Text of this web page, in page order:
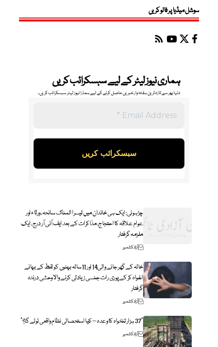
سوشل میڈیا پر فالو کریں
ہماری نیوز لیٹر کے لیے سبسکرائب کریں
دنیا بھر سے تازہ ترین ہفتہ وار خبریں حاصل کرنے کے لیے ہمارا نیوز لیٹر سبسکرائب کریں۔
چڑہوئی: ایک ہی خاندان میں تیسرا المناک سانحہ، ورثاء اور
عوام علاقہ کا احتجاج، مذاکرات کے بعد ایف آئی آر درج، ایک
ملزمہ گرفتار
آزاد کشمیر
خالہ کے گھر جانے والی14 اور 11سالہ بہنوں کو لفظ کے بہانے
اغواہ کر کے پوری رات جنسی زیادتی کرنے والا وحشی درندہ
گرفتار
آزاد کشمیر
“37 ہزار تنخواہ کا وعدہ – کیا استحصالی نظام واقعی ٹوٹے گا؟”
آزاد کشمیر